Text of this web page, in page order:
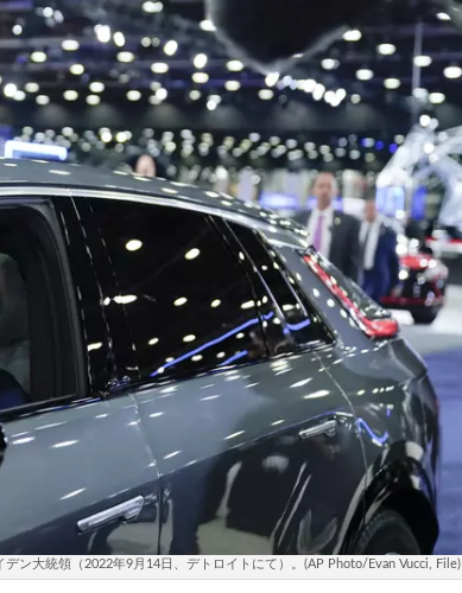
ン大統領（2022年9月14日、デトロイトにて）。(AP Photo/Evan Vucci, File)